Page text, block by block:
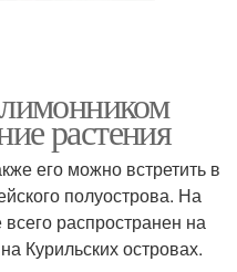
растения
его можно встретить в
полуострова. На
распространен на
Курильских островах.